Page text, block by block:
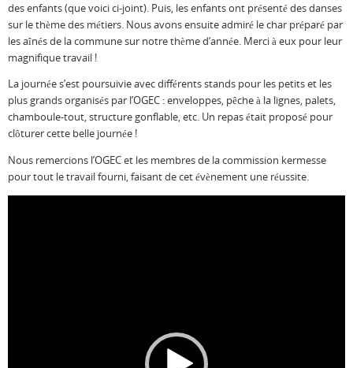
des enfants (que voici ci-joint). Puis, les enfants ont présenté des danses
sur le thème des métiers. Nous avons ensuite admiré le char préparé par
les aînés de la commune sur notre thème d’année. Merci à eux pour leur
magnifique travail !
La journée s’est poursuivie avec différents stands pour les petits et les
plus grands organisés par l’OGEC : enveloppes, pêche à la lignes, palets,
chamboule-tout, structure gonflable, etc. Un repas était proposé pour
clôturer cette belle journée !
Nous remercions l’OGEC et les membres de la commission kermesse
pour tout le travail fourni, faisant de cet évènement une réussite.